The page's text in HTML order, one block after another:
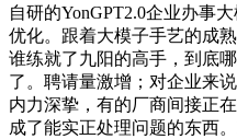
自研的YonGPT2.0企业办事
优化。跟着大模子手艺的成
谁练就了九阳的高手，到底
了。聘请量激增；对企业来
内力深挚，有的厂商间接正
成了能实正处理问题的东西